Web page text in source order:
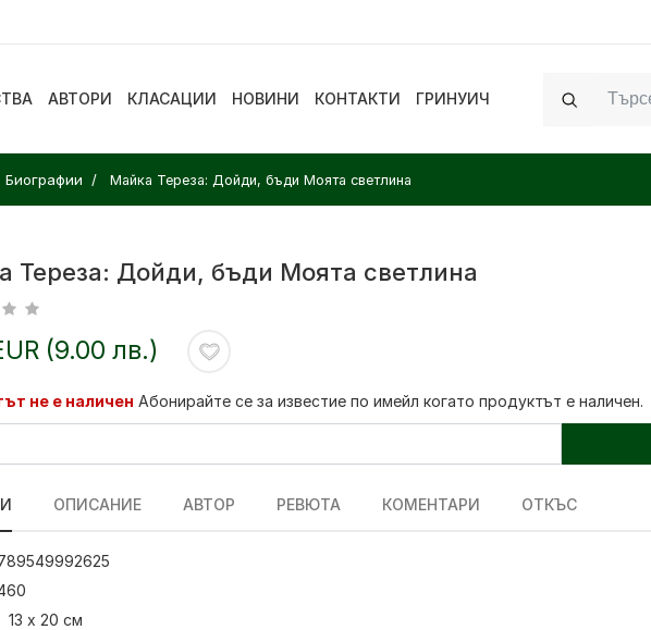
АВТОРИ КЛАСАЦИИ НОВИНИ КОНТАКТИ ГРИНУИЧ
Search
Биографии Майка Тереза: Дойди, бъди Моята светлина
Тереза: Дойди, бъди Моята светлина
(9.00 лв.)
не е наличен Абонирайте се за известие по имейл когато продуктът е наличен.
ОПИСАНИЕ АВТОР РЕВЮТА КОМЕНТАРИ ОТКЪС
13 х 20 см